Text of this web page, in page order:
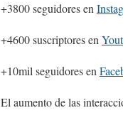
+3800 seguidores en
+4600 suscriptores en
+10mil seguidores en
El aumento de las